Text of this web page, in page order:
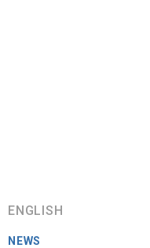
ENGLISH
NEWS